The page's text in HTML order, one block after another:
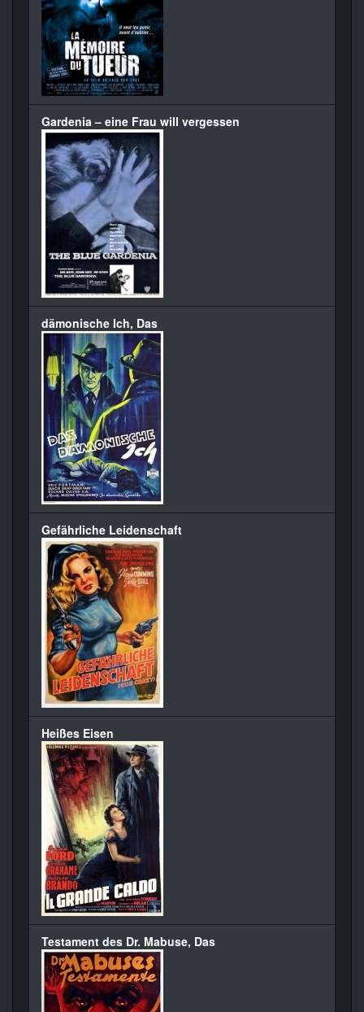
Gardenia – eine Frau will vergessen
dämonische Ich, Das
Gefährliche Leidenschaft
Heißes Eisen
Testament des Dr. Mabuse, Das